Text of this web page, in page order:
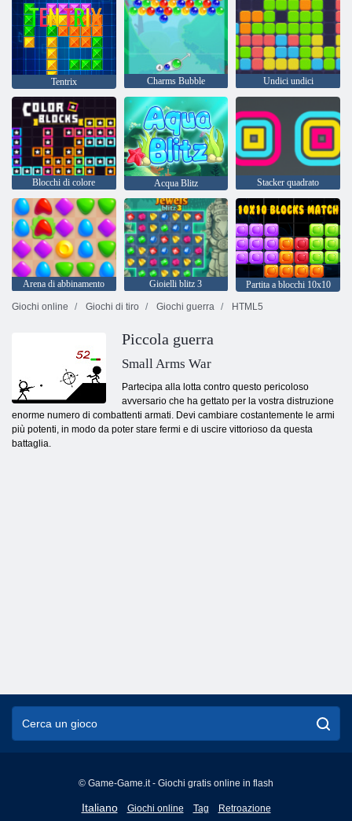
Tentrix Charms Bubble Undici undici
Blocchi di colore Acqua Blitz Stacker quadrato
Arena di abbinamento Gioielli blitz 3
Partita a blocchi 10x10
Giochi online
Giochi di tiro Giochi guerra HTML5
Piccola guerra
Small Arms War
Partecipa alla lotta contro questo pericoloso
avversario che ha gettato per la vostra distruzione
enorme numero di combattenti armati. Devi cambiare costantemente le armi
più potenti, in modo da poter stare fermi e di uscire vittorioso da questa
battaglia.
© Game-Game.it - Giochi gratis online in flash
Italiano
English
Giochi online Tag Retroazione